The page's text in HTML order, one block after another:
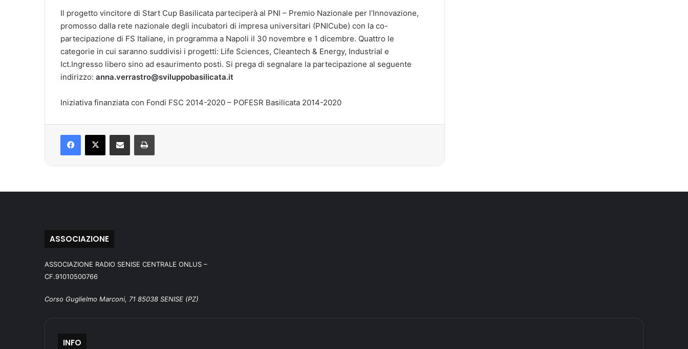
Il progetto vincitore di Start Cup Basilicata parteciperà al PNI – Premio Nazionale per l’Innovazione,
promosso dalla rete nazionale degli incubatori di impresa universitari (PNICube) con la co-
partecipazione di FS Italiane, in programma a Napoli il 30 novembre e 1 dicembre. Quattro le
categorie in cui saranno suddivisi i progetti: Life Sciences, Cleantech & Energy, Industrial e
Ict.Ingresso libero sino ad esaurimento posti. Si prega di segnalare la partecipazione al seguente
indirizzo: anna.verrastro@sviluppobasilicata.it
Iniziativa finanziata con Fondi FSC 2014-2020 – POFESR Basilicata 2014-2020
ASSOCIAZIONE
ASSOCIAZIONE RADIO SENISE CENTRALE ONLUS –
CF.91010500766
Corso Guglielmo Marconi, 71 85038 SENISE (PZ)
INFO